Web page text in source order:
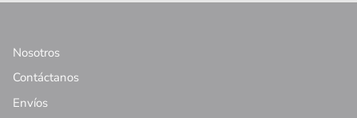
Nosotros
Contáctanos
Envíos